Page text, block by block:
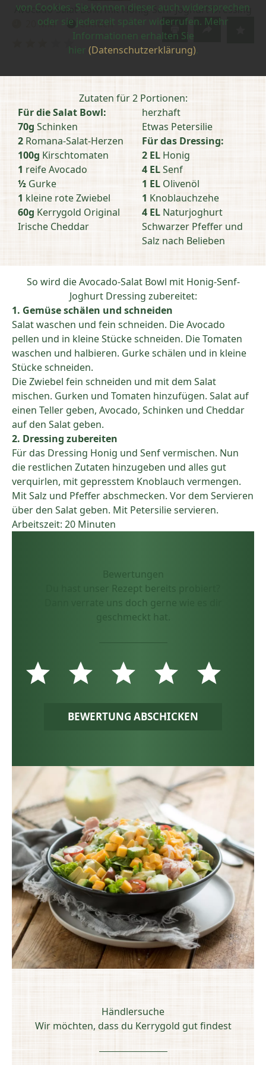
von Cookies. Sie können dieser auch widersprechen
oder sie jederzeit später widerrufen. Mehr
Informationen erhalten Sie
hier (Datenschutzerklärung).
Avocado-Salat Bowl mit Honig-Senf-Joghurt Dressing
Zubereitungszeit:
20 Min Schwierigkeit:
einfach
Zutaten für 2 Portionen:
Für die Salat Bowl:
70g Schinken
2 Romana-Salat-Herzen
100g Kirschtomaten
1 reife Avocado
½ Gurke
1 kleine rote Zwiebel
60g Kerrygold Original
Irische Cheddar
herzhaft
Etwas Petersilie
Für das Dressing:
2 EL Honig
4 ELSenf
1 EL Olivenöl
1 Knoblauchzehe
4 EL Naturjoghurt
Schwarzer Pfeffer und
Salz nach Belieben
So wird die Avocado-Salat Bowl mit Honig-Senf-
Joghurt Dressing zubereitet:
1. Gemüse schälen und schneiden
Salat waschen und fein schneiden. Die Avocado
pellen und in kleine Stücke schneiden. Die Tomaten
waschen und halbieren. Gurke schälen und in kleine
Stücke schneiden.
Die Zwiebel fein schneiden und mit dem Salat
mischen. Gurken und Tomaten hinzufügen. Salat auf
einen Teller geben, Avocado, Schinken und Cheddar
auf den Salat geben.
2. Dressing zubereiten
Für das Dressing Honig und Senf vermischen. Nun
die restlichen Zutaten hinzugeben und alles gut
verquirlen, mit gepresstem Knoblauch vermengen.
Mit Salz und Pfeffer abschmecken. Vor dem Servieren
über den Salat geben. Mit Petersilie servieren.
Arbeitszeit: 20 Minuten
Bewertungen
Du hast unser Rezept bereits probiert?
Dann verrate uns doch gerne wie es dir
geschmeckt hat.
BEWERTUNG ABSCHICKEN
Händlersuche
Wir möchten, dass du Kerrygold gut findest